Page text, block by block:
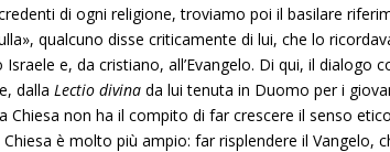
di ogni religione, troviamo poi il basilare
qualcuno disse criticamente di lui, che lo
e, da cristiano, all’Evangelo. Di qui, il dialogo
dallaLectio divina da lui tenuta in Duomo per i
Chiesa non ha il compito di far crescere il senso
è molto più ampio: far risplendere il Vangelo,